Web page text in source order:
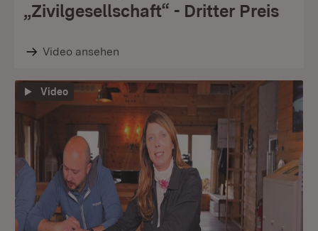
„Zivilgesellschaft“ - Dritter Preis
Video ansehen
Video